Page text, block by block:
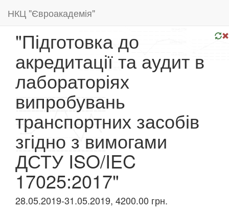
НКЦ "Євроакадемія"
"Підготовка до
акредитації та аудит в
лабораторіях
випробувань
транспортних засобів
згідно з вимогами
ДСТУ ISO/IEC
17025:2017"
28.05.2019-31.05.2019, 4200.00 грн.